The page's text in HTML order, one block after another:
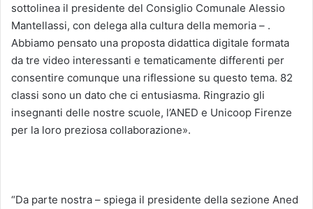
sottolinea il presidente del Consiglio Comunale Alessio
Mantellassi, con delega alla cultura della memoria – .
Abbiamo pensato una proposta didattica digitale formata
da tre video interessanti e tematicamente differenti per
consentire comunque una riflessione su questo tema. 82
classi sono un dato che ci entusiasma. Ringrazio gli
insegnanti delle nostre scuole, l’ANED e Unicoop Firenze
per la loro preziosa collaborazione».
“Da parte nostra – spiega il presidente della sezione Aned